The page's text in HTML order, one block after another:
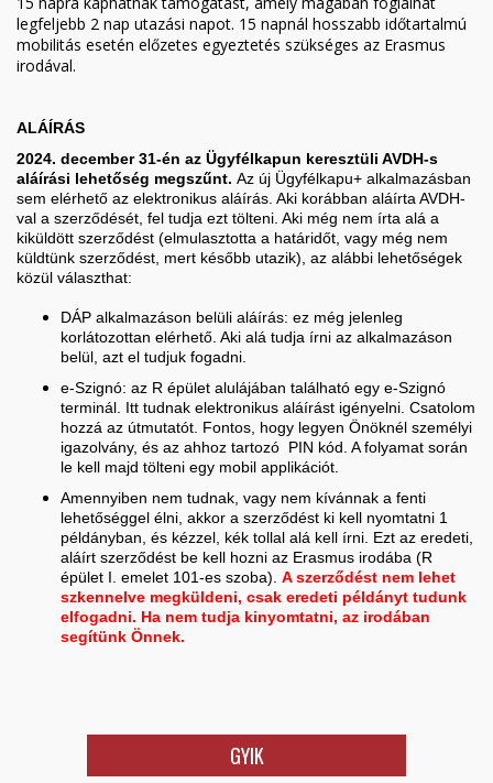
legfeljebb 2 nap utazási napot. 15 napnál hosszabb időtartalmú
mobilitás esetén előzetes egyeztetés szükséges az Erasmus
irodával.
ALÁÍRÁS
2024. december 31-én az Ügyfélkapun keresztüli AVDH-s
aláírási lehetőség megszűnt. Az új Ügyfélkapu+ alkalmazásban
sem elérhető az elektronikus aláírás. Aki korábban aláírta AVDH-
val a szerződését, fel tudja ezt tölteni. Aki még nem írta alá a
kiküldött szerződést (elmulasztotta a határidőt, vagy még nem
küldtünk szerződést, mert később utazik), az alábbi lehetőségek
közül választhat:
DÁP alkalmazáson belüli aláírás: ez még jelenleg
korlátozottan elérhető. Aki alá tudja írni az alkalmazáson
belül, azt el tudjuk fogadni.
e-Szignó: az R épület alulájában található egy e-Szignó
terminál. Itt tudnak elektronikus aláírást igényelni. Csatolom
hozzá az útmutatót. Fontos, hogy legyen Önöknél személyi
igazolvány, és az ahhoz tartozó PIN kód. A folyamat során
le kell majd tölteni egy mobil applikációt.
Amennyiben nem tudnak, vagy nem kívánnak a fenti
lehetőséggel élni, akkor a szerződést ki kell nyomtatni 1
példányban, és kézzel, kék tollal alá kell írni. Ezt az eredeti,
aláírt szerződést be kell hozni az Erasmus irodába (R
épület I. emelet 101-es szoba). A szerződést nem lehet
szkennelve megküldeni, csak eredeti példányt tudunk
elfogadni. Ha nem tudja kinyomtatni, az irodában
segítünk Önnek.
GYIK